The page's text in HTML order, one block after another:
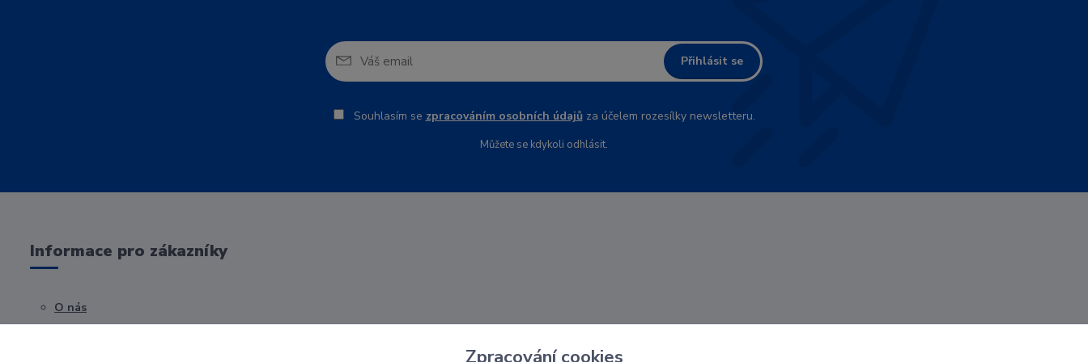
Přihlásit se
Souhlasím se zpracováním osobních údajůza účelem rozesílky newsletteru.
Můžete se kdykoli odhlásit.
Informace pro zákazníky
O nás
Zpracování cookies